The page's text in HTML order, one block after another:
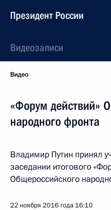
Президент России
Видеозаписи
Видео
«Форум действий»
народного фронта
Владимир Путин принял
заседании итогового
Общероссийского
22 ноября 2016 года 16:10